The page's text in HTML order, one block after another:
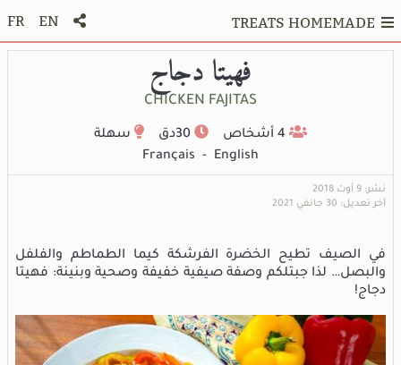
EN
FR
فهيتا دجاج
CHICKEN FAJITAS
سهلة
English
-
Français
نشر: 9 أوت 2018
آخر تعديل: 30 جانفي 2021
في الصيف تطيح الخضرة الفرشكة كيما الطماطم والفلفل
والبصل… لذا جبتلكم وصفة صيفية خفيفة وصحية وبنينة: فهيتا
دجاج!